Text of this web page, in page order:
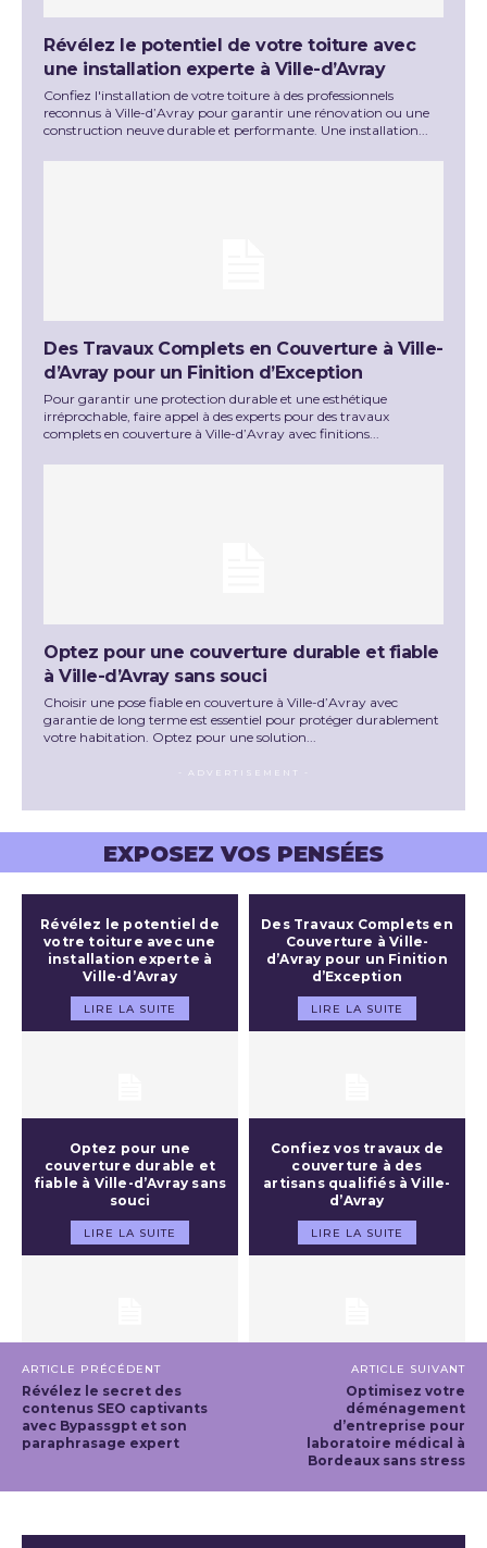
Révélez le potentiel de votre toiture avec
une installation experte à Ville-d’Avray
Confiez l'installation de votre toiture à des professionnels
reconnus à Ville-d’Avray pour garantir une rénovation ou une
construction neuve durable et performante. Une installation...
Des Travaux Complets en Couverture à Ville-
d’Avray pour un Finition d’Exception
Pour garantir une protection durable et une esthétique
irréprochable, faire appel à des experts pour des travaux
complets en couverture à Ville-d’Avray avec finitions...
Optez pour une couverture durable et fiable
à Ville-d’Avray sans souci
Choisir une pose fiable en couverture à Ville-d’Avray avec
garantie de long terme est essentiel pour protéger durablement
votre habitation. Optez pour une solution...
- ADVERTISEMENT -
EXPOSEZ VOS PENSÉES
Révélez le potentiel de
votre toiture avec une
installation experte à
Ville-d’Avray
LIRE LA SUITE
Des Travaux Complets en
Couverture à Ville-
d’Avray pour un Finition
d’Exception
LIRE LA SUITE
Optez pour une
couverture durable et
fiable à Ville-d’Avray sans
souci
LIRE LA SUITE
Confiez vos travaux de
couverture à des
artisans qualifiés à Ville-
d’Avray
LIRE LA SUITE
ARTICLE PRÉCÉDENT
Révélez le secret des
contenus SEO captivants
avec Bypassgpt et son
paraphrasage expert
ARTICLE SUIVANT
Optimisez votre
déménagement
d’entreprise pour
laboratoire médical à
Bordeaux sans stress